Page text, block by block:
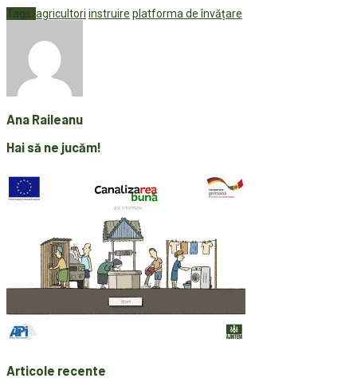
Tags: agricultori instruire platforma de învățare
Ana Raileanu
Hai să ne jucăm!
Articole recente